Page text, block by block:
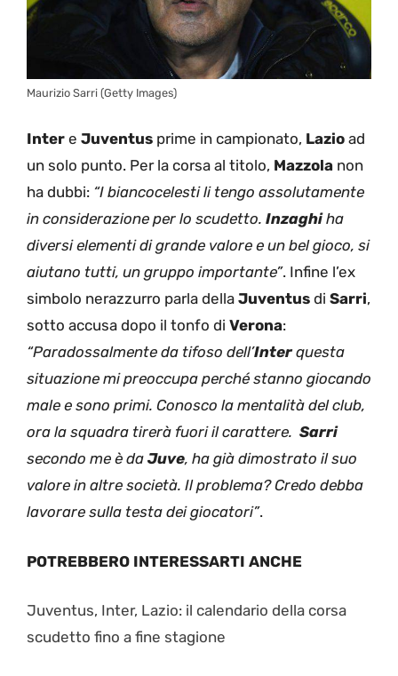
Maurizio Sarri (Getty Images)
Inter e Juventus prime in campionato, Lazio ad
un solo punto. Per la corsa al titolo, Mazzola non
ha dubbi: “I biancocelesti li tengo assolutamente
in considerazione per lo scudetto. Inzaghiha
diversi elementi di grande valore e un bel gioco, si
aiutano tutti, un gruppo importante”. Infine l’ex
simbolo nerazzurro parla della Juventus di Sarri,
sotto accusa dopo il tonfo di Verona:
“Paradossalmente da tifoso dell’Interquesta
situazione mi preoccupa perché stanno giocando
male e sono primi. Conosco la mentalità del club,
ora la squadra tirerà fuori il carattere. Sarri
secondo me è da Juve, ha già dimostrato il suo
valore in altre società. Il problema? Credo debba
lavorare sulla testa dei giocatori”.
POTREBBERO INTERESSARTI ANCHE
Juventus, Inter, Lazio: il calendario della corsa
scudetto fino a fine stagione